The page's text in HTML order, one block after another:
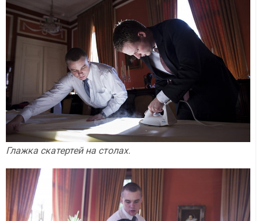
Глажка скатертей на столах.